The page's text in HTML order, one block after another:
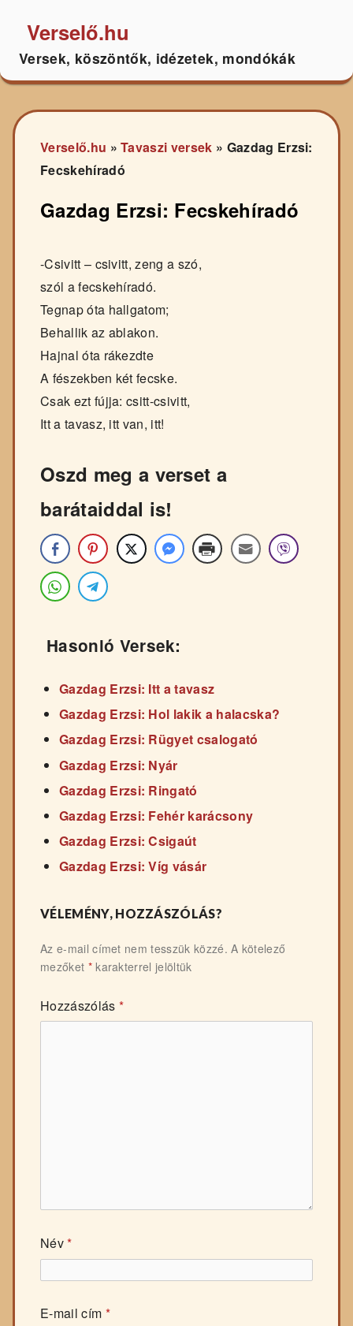
Verselő.hu
Versek, köszöntők, idézetek, mondókák
Verselő.hu »Tavaszi versek » Gazdag Erzsi:
Fecskehíradó
Gazdag Erzsi: Fecskehíradó
-Csivitt – csivitt, zeng a szó,
szól a fecskehíradó.
Tegnap óta hallgatom;
Behallik az ablakon.
Hajnal óta rákezdte
A fészekben két fecske.
Csak ezt fújja: csitt-csivitt,
Itt a tavasz, itt van, itt!
Oszd meg a verset a
barátaiddal is!
Hasonló Versek:
Gazdag Erzsi: Itt a tavasz
Gazdag Erzsi: Hol lakik a halacska?
Gazdag Erzsi: Rügyet csalogató
Gazdag Erzsi: Nyár
Gazdag Erzsi: Ringató
Gazdag Erzsi: Fehér karácsony
Gazdag Erzsi: Csigaút
Gazdag Erzsi: Víg vásár
VÉLEMÉNY, HOZZÁSZÓLÁS?
Az e-mail címet nem tesszük közzé. A kötelező
mezőket *karakterrel jelöltük
Hozzászólás *
Név*
E-mail cím *